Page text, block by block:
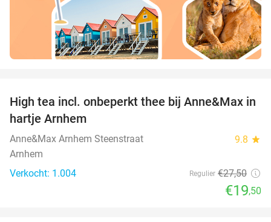
29%
High tea incl. onbeperkt thee bij Anne&Max in
hartje Arnhem
Anne&Max Arnhem Steenstraat 9.8 star
Arnhem
Verkocht: 1.004
Regulier €27,50
€19,50